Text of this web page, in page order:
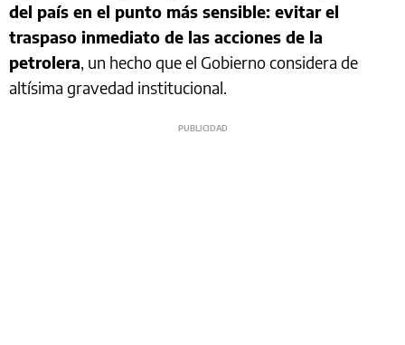
del país en el punto más sensible: evitar el
traspaso inmediato de las acciones de la
petrolera, un hecho que el Gobierno considera de
altísima gravedad institucional.